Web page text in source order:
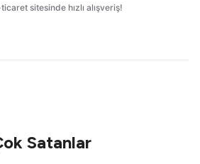
Satanlar